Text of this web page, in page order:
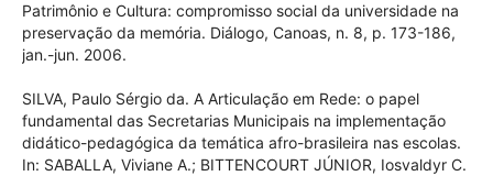
Patrimônio e Cultura: compromisso social da universidade na
preservação da memória. Diálogo, Canoas, n. 8, p. 173-186,
jan.-jun. 2006.
SILVA, Paulo Sérgio da. A Articulação em Rede: o papel
fundamental das Secretarias Municipais na implementação
didático-pedagógica da temática afro-brasileira nas escolas.
In: SABALLA, Viviane A.; BITTENCOURT JÚNIOR, Iosvaldyr C.